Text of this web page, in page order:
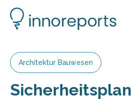
Architektur Bauwesen